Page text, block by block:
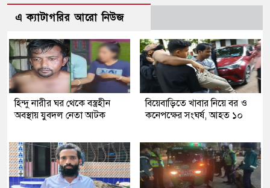
এ ক্যাটাগরির আরো নিউজ
হিন্দু নারীর ঘর থেকে বস্ত্রহীন
অবস্থায় যুবদল নেতা আটক
বিয়েবাড়িতে খাবার নিয়ে বর ও
কনেপক্ষের সংঘর্ষ, আহত ১০